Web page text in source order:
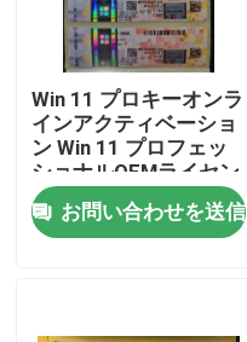
Win 11 プロキーオンラ
インアクティベーショ
ン Win 11 プロフェッ
ショナルOEMライセン
ス COAステッカー
お問い合わせを送信